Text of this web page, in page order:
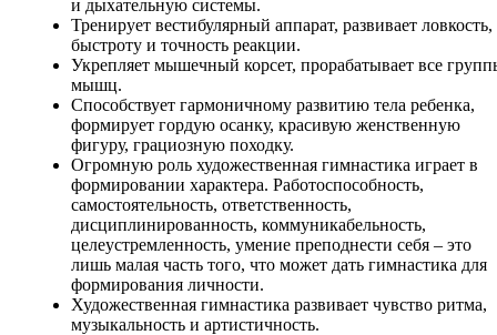
и дыхательную системы.
Тренирует вестибулярный аппарат, развивает ловкость,
быстроту и точность реакции.
Укрепляет мышечный корсет, прорабатывает все
мышц.
Способствует гармоничному развитию тела ребенка,
формирует гордую осанку, красивую женственную
фигуру, грациозную походку.
Огромную роль художественная гимнастика играет в
формировании характера. Работоспособность,
самостоятельность, ответственность,
дисциплинированность, коммуникабельность,
целеустремленность, умение преподнести себя – это
лишь малая часть того, что может дать гимнастика для
формирования личности.
Художественная гимнастика развивает чувство ритма,
музыкальность и артистичность.